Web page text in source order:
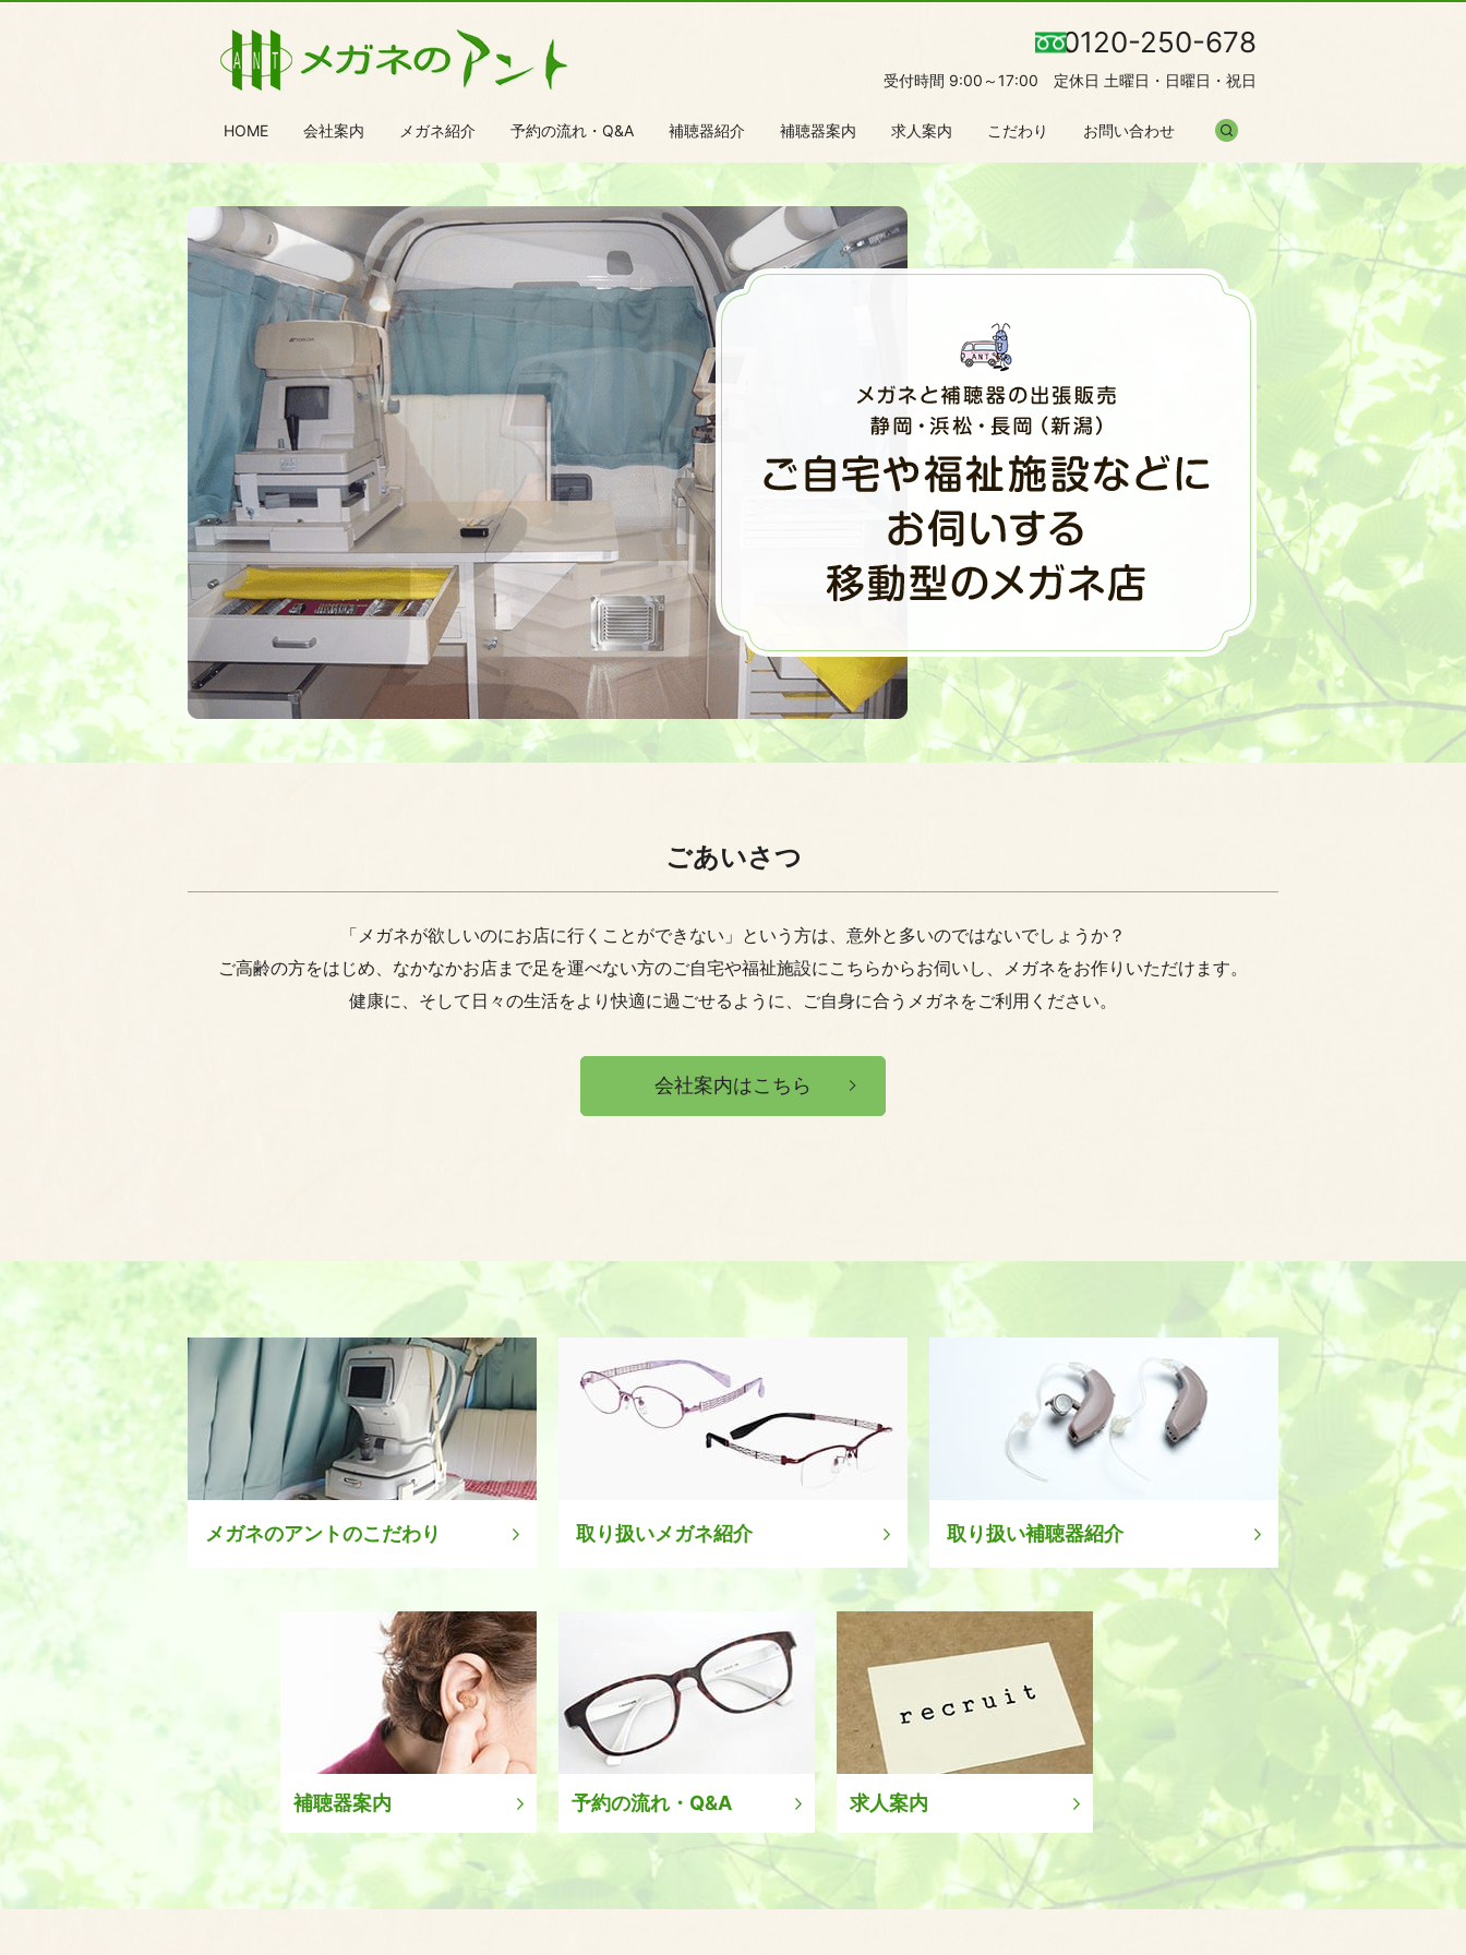
0120-250-678
受付時間 9:00～17:00 定休日 土曜日・日曜日・祝日
HOME 会社案内 メガネ紹介 予約の流れ・Q&A 補聴器紹介 補聴器案内 求人案内 こだわり お問い合わせ
ごあいさつ
「メガネが欲しいのにお店に行くことができない」という方は、意外と多いのではないでしょうか？
ご高齢の方をはじめ、なかなかお店まで足を運べない方のご自宅や福祉施設にこちらからお伺いし、メガネをお作りいただけます。
健康に、そして日々の生活をより快適に過ごせるように、ご自身に合うメガネをご利用ください。
会社案内はこちら
メガネのアントのこだわり 取り扱いメガネ紹介 取り扱い補聴器紹介
補聴器案内 予約の流れ・Q&A 求人案内